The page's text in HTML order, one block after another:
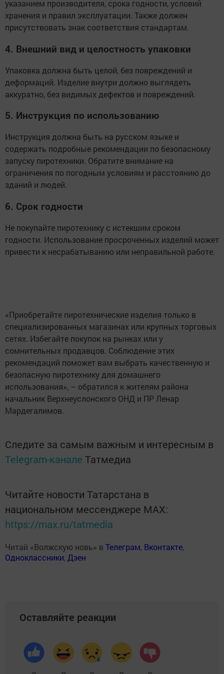
указанием производителя, срока годности, условий
хранения и правил эксплуатации. Также должен
присутствовать знак соответствия стандартам.
4. Внешний вид и целостность упаковки
Упаковка должна быть целой, без повреждений и
деформаций. Изделие внутри должно выглядеть
аккуратно, без видимых дефектов и повреждений.
5. Инструкция по использованию
Инструкция должна быть на русском языке и
содержать подробные рекомендации по безопасному
запуску пиротехники. Обратите внимание на
ограничения по погодным условиям и расстоянию до
зданий и людей.
6. Срок годности
Не покупайте пиротехнику с истекшим сроком
годности. Использование просроченных изделий может
привести к несрабатыванию или неправильной работе.
«Приобретайте пиротехнические изделия только в
специализированных магазинах или крупных торговых
сетях. Избегайте покупок на рынках или у
сомнительных продавцов. Соблюдение этих
рекомендаций поможет вам выбрать качественную и
безопасную пиротехнику для домашнего
использования», – обратился к жителям района
начальник Верхнеуслонского ОНД и ПР Ленар
Мардегалимов.
Следите за самым важным и интересным в
Telegram-канале Татмедиа
Читайте новости Татарстана в
национальном мессенджере MАХ:
https://max.ru/tatmedia
Читай «Волжскую новь» в Телеграм, Вконтакте,
Одноклассники, Дзен
Оставляйте реакции